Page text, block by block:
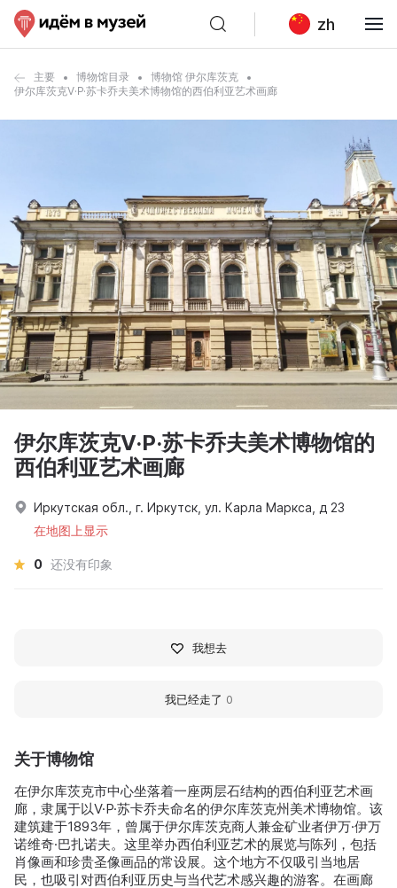
zh
主要 博物馆目录
博物馆 伊尔库茨克
伊尔库茨克V·P·苏卡乔夫美术博物馆的西伯利亚艺术画廊
关于博物馆
在伊尔库茨克市中心坐落着一座两层石结构的西伯利亚艺术画
廊，隶属于以V·P·苏卡乔夫命名的伊尔库茨克州美术博物馆。该
建筑建于1893年，曾属于伊尔库茨克商人兼金矿业者伊万·伊万
诺维奇·巴扎诺夫。这里举办西伯利亚艺术的展览与陈列，包括
肖像画和珍贵圣像画品的常设展。这个地方不仅吸引当地居
民，也吸引对西伯利亚历史与当代艺术感兴趣的游客。在画廊
伊尔库茨克V·P·苏卡乔夫美术博物馆的
西伯利亚艺术画廊
Иркутская обл., г. Иркутск, ул. Карла Маркса, д 23
在地图上显示
0 还没有印象
我想去
我已经走了 0